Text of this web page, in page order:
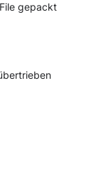
gepackt